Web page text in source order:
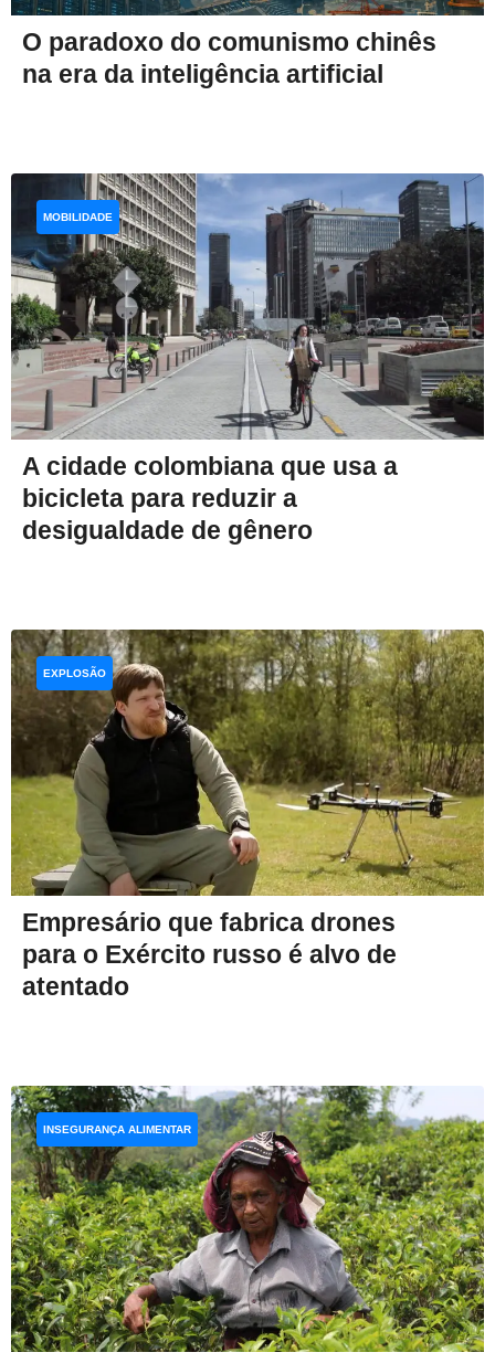
O paradoxo do comunismo chinês
na era da inteligência artificial
A cidade colombiana que usa a
bicicleta para reduzir a
desigualdade de gênero
MOBILIDADE
Empresário que fabrica drones
para o Exército russo é alvo de
atentado
EXPLOSÃO
INSEGURANÇA ALIMENTAR